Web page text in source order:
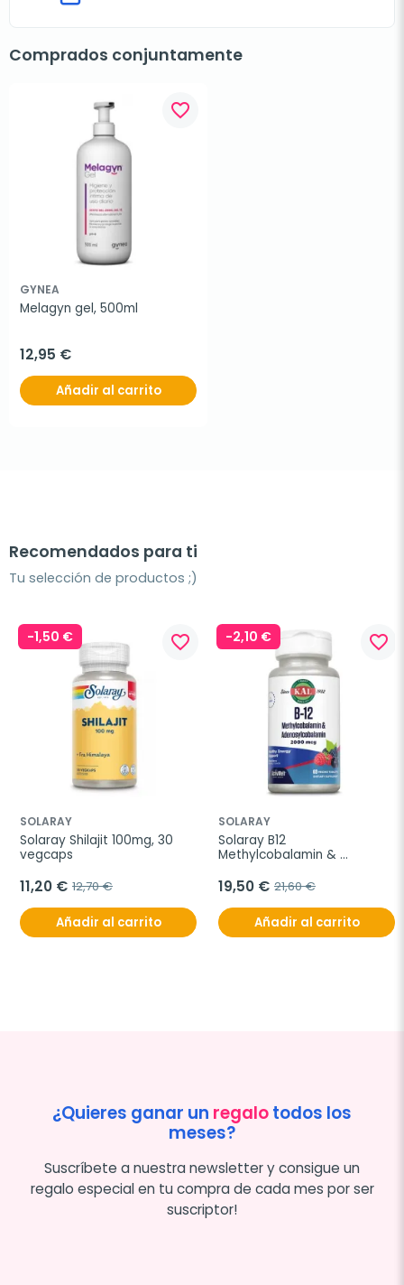
Comprados conjuntamente
favorite_border
GYNEA
Melagyn gel, 500ml
12,95 €
Añadir al carrito
Recomendados para ti
Tu selección de productos ;)
-1,50 € favorite_border
SOLARAY
Solaray Shilajit 100mg, 30
vegcaps
11,20 € 12,70 €
Añadir al carrito
-2,10 € favorite_border
SOLARAY
Solaray B12
Methylcobalamin &
2000mg
19,50 € 21,60 €
Añadir al carrito
¿Quieres ganar un regalotodos los
meses?
Suscríbete a nuestra newsletter y consigue un
regalo especial en tu compra de cada mes por ser
suscriptor!